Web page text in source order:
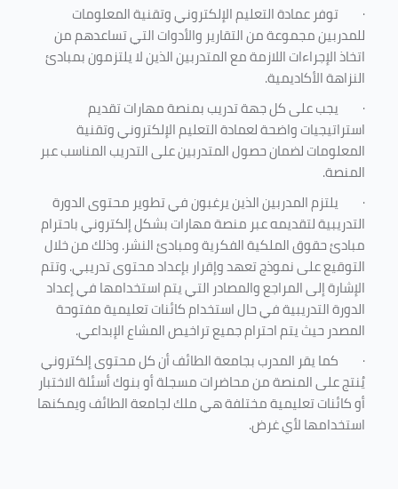
· توفر عمادة التعليم الإلكتروني وتقنية المعلومات
للمدربين مجموعة من التقارير والأدوات التي تساعدهم من
اتخاذ الإجراءات اللازمة مع المتدربين الذين لا يلتزمون بمبادئ
النزاهة الأكاديمية.
· يجب على كل جهة تدريب بمنصة مهارات تقديم
استراتيجيات واضحة لعمادة التعليم الإلكتروني وتقنية
المعلومات لضمان حصول المتدربين على التدريب المناسب عبر
المنصة.
· يلتزم المدربين الذين يرغبون في تطوير محتوى الدورة
التدريبية لتقديمه عبر منصة مهارات بشكل إلكتروني باحترام
مبادئ حقوق الملكية الفكرية ومبادئ النشر. وذلك من خلال
التوقيع على نموذج تعهد وإقرار بإعداد محتوى تدريبي. وتتم
الإشارة إلى المراجع والمصادر التي يتم استخدامها في إعداد
الدورة التدريبية في حال استخدام كائنات تعليمية مفتوحة
المصدر حيث يتم احترام جميع تراخيص المشاع الإبداعي.
· كما يقر المدرب بجامعة الطائف أن كل محتوى إلكتروني
يُنتج على المنصة من محاضرات مسجلة أو بنوك أسئلة الاختبار
أو كائنات تعليمية مختلفة هي ملك لجامعة الطائف ويمكنها
استخدامها لأي غرض.